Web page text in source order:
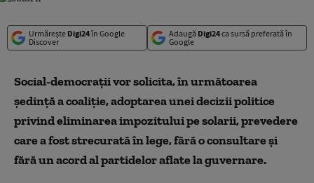
Urmărește Digi24în Google
Discover
Adaugă Digi24ca sursă preferată în
Google
Social-democrații vor solicita, în următoarea
ședință a coaliţie, adoptarea unei decizii politice
privind eliminarea impozitului pe solarii, prevedere
care a fost strecurată în lege, fără o consultare şi
fără un acord al partidelor aflate la guvernare.